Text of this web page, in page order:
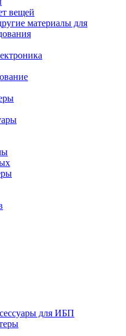
вещей
материалы для
для ИБП